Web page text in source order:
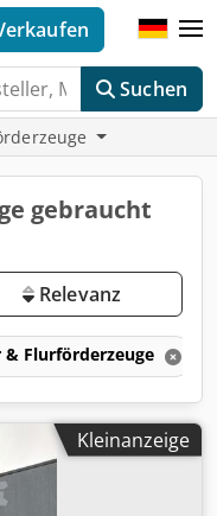
Suchen
gebraucht
Relevanz
& Flurförderzeuge
Kleinanzeige